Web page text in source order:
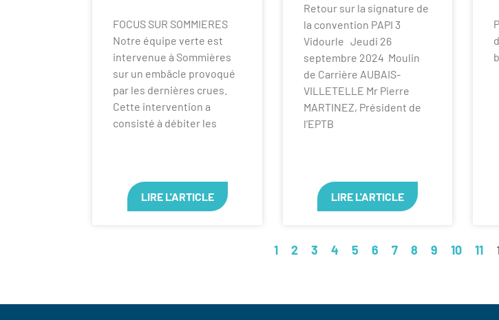
FOCUS SUR SOMMIERES
Notre équipe verte est
intervenue à Sommières
sur un embâcle provoqué
par les dernières crues.
Cette intervention a
consisté à débiter les
LIRE L'ARTICLE
Retour sur la signature de
la convention PAPI 3
Vidourle Jeudi 26
septembre 2024 Moulin
de Carrière AUBAIS-
VILLETELLE Mr Pierre
MARTINEZ, Président de
l’EPTB
LIRE L'ARTICLE
1 2 3 4 5 6 7 8 9 10 11